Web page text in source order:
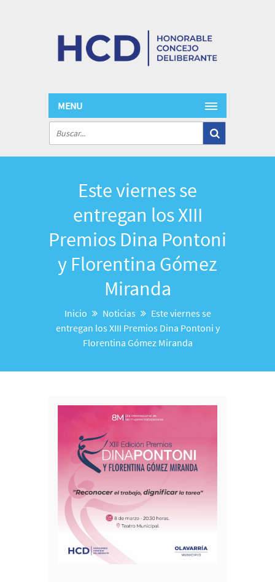
MENU
Este viernes se
entregan los XIII
Premios Dina Pontoni
y Florentina Gómez
Miranda
Inicio Noticias
Este viernes se
entregan los XIII Premios Dina Pontoni y
Florentina Gómez Miranda